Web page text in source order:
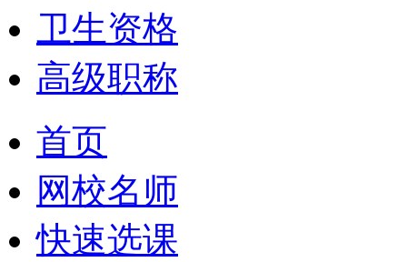
卫生资格
高级职称
首页
网校名师
快速选课